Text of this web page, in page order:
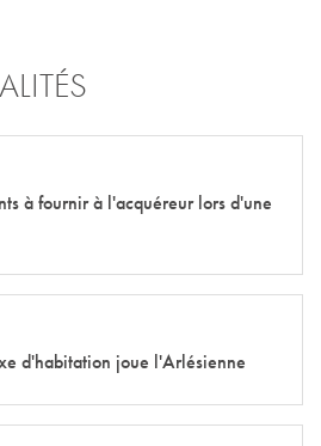
à fournir à l'acquéreur lors d'une
d'habitation joue l'Arlésienne